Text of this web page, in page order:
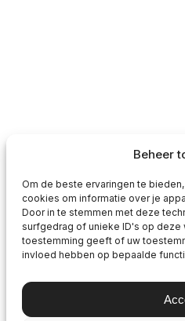
Beheer
Om de beste ervaringen te
cookies om informatie over je
Door in te stemmen met deze
surfgedrag of unieke ID's op
toestemming geeft of uw
invloed hebben op bepaalde